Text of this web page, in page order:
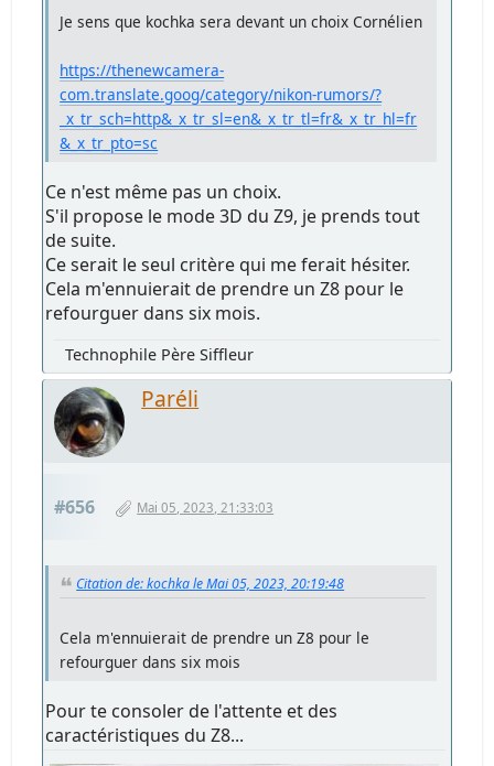
Je sens que kochka sera devant un choix Cornélien
https://thenewcamera-
com.translate.goog/category/nikon-rumors/?
_x_tr_sch=http&_x_tr_sl=en&_x_tr_tl=fr&_x_tr_hl=fr
&_x_tr_pto=sc
Ce n'est même pas un choix.
S'il propose le mode 3D du Z9, je prends tout
de suite.
Ce serait le seul critère qui me ferait hésiter.
Cela m'ennuierait de prendre un Z8 pour le
refourguer dans six mois.
Technophile Père Siffleur
Paréli
#656 Mai 05, 2023, 21:33:03
Citation de: kochka le Mai 05, 2023, 20:19:48
Cela m'ennuierait de prendre un Z8 pour le
refourguer dans six mois
Pour te consoler de l'attente et des
caractéristiques du Z8...